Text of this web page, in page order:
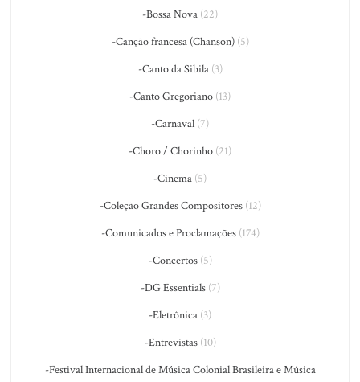
-Bossa Nova (22)
-Canção francesa (Chanson)(5)
-Canto da Sibila(3)
-Canto Gregoriano (13)
-Carnaval (7)
-Choro / Chorinho (21)
-Cinema (5)
-Coleção Grandes Compositores(12)
-Comunicados e Proclamações(174)
-Concertos(5)
-DG Essentials(7)
-Eletrônica (3)
-Entrevistas(10)
-Festival Internacional de Música Colonial Brasileira e Música